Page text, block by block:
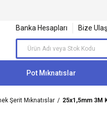
Banka Hesapları Bize
Pot Mıknatıslar
Şerit Mıknatıslar 25x1,5mm 3M